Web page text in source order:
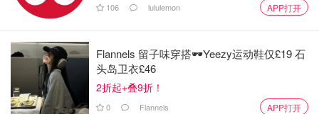
106 lululemon APP打开
Flannels 留子味穿搭🕶️Yeezy运动鞋仅£19 石
头岛卫衣£46
2折起+叠9折！
0 Flannels APP打开